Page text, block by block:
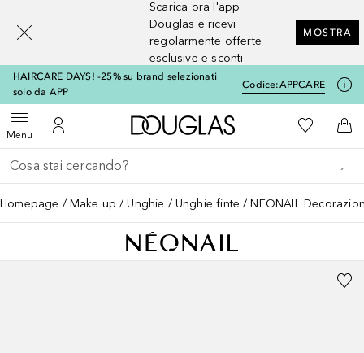
Scarica ora l'app
Douglas e ricevi
regolarmente offerte
esclusive e sconti
MOSTRA
HAIRCARE DAYS! -25% su brand selezionati
solo da APP
Codice:APPCARE
MenuApri menuAl Mio Account
A Douglas HomeAlla Mia
Al
Torna indietro
Esegui ricerca
Homepage Make up Unghie Unghie finte NEONAIL
[navigation.slideout.screenreader]